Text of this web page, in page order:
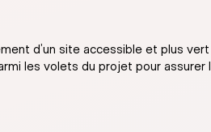
d’un site accessible et plus
les volets du projet pour assurer